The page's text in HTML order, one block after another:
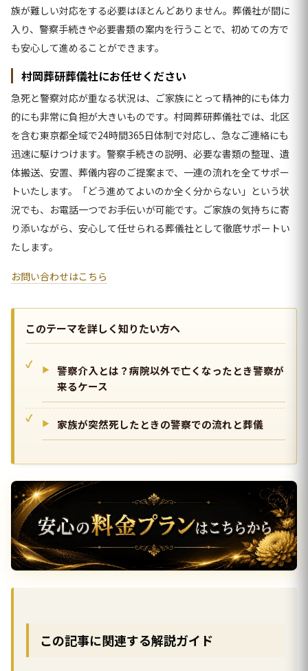
族が難しい対応をする必要はほとんどありません。葬儀社が間に
入り、警察手続きや必要書類の案内を行うことで、初めての方で
も安心して進めることができます。
村岡葬研葬儀社にお任せください
急死と警察対応が重なる状況は、ご家族にとって精神的にも体力
的にも非常に負担が大きいものです。村岡葬研葬儀社では、北区
を含む東京都全域で24時間365日体制で対応し、急なご連絡にも
迅速に駆けつけます。警察手続きの説明、必要な書類の整理、遺
体搬送、安置、葬儀内容のご提案まで、一連の流れを全てサポー
トいたします。「どう進めてよいのか全く分からない」という状
況でも、お電話一つでお手伝いが可能です。ご家族の気持ちに寄
り添いながら、安心して任せられる葬儀社として徹底サポートい
たします。
お問い合わせはこちら
このテーマを詳しく知りたい方へ
警察介入とは？病院以外で亡くなったとき警察が
来るケース
家族が突然死したときの警察での流れと葬儀
この記事に関連する解説ガイド